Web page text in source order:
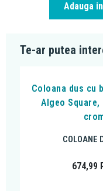
Adauga
Te-ar putea
Coloana dus cu
Algeo
COLOANE
674,99